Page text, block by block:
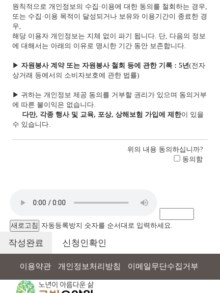
원칙적으로 개인정보의 수집·이용에 대한 동의를 철회하는 경우,
또는 수집·이용 목적이 달성되거나 보유와 이용기간이 종료한 경
우,
해당 이용자 개인정보는 지체 없이 파기 됩니다. 단, 다음의 정보
에 대해서는 아래의 이유로 명시한 기간 동안 보존합니다.
▶ 자원봉사 계약 또는 자원봉사 철회 등에 관한 기록 : 5년(전자
상거래 등에서의 소비자보호에 관한 법률)
▶ 귀하는 개인정보 제공 동의를 거부할 권리가 있으며 동의거부
에 따른 불이익은 없습니다.
다만, 각종 행사 및 교육, 포상, 상해보험 가입에 제한이 있을
수 있습니다.
위의 내용 동의하십니까?
동의함
새로고침 자동등록방지 숫자를 순서대로 입력하세요.
신청인확인
이용약관 개인정보처리방침 이메일무단수집거부